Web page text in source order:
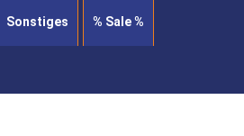
Sonstiges % Sale %